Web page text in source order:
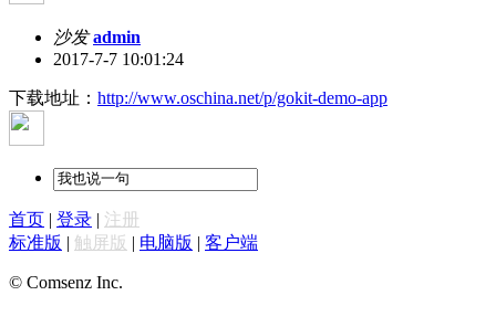
沙发 admin
2017-7-7 10:01:24
下载地址： http://www.oschina.net/p/gokit-demo-app
首页 | 登录 | 注册
标准版 | 触屏版 | 电脑版 | 客户端
© Comsenz Inc.